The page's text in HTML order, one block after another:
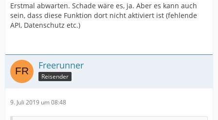
Erstmal abwarten. Schade wäre es, ja. Aber es kann auch
sein, dass diese Funktion dort nicht aktiviert ist (fehlende
API, Datenschutz etc.)
Freerunner
Reisender
9. Juli 2019 um 08:48